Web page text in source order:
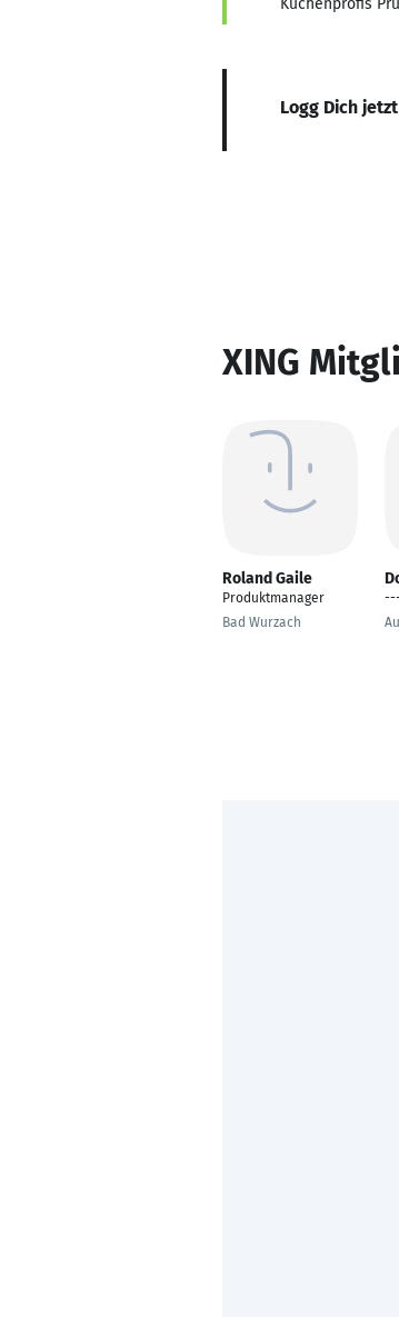
Küchenprofis
Logg Dich
XING
Roland Gaile
Produktmanager
Bad Wurzach
---